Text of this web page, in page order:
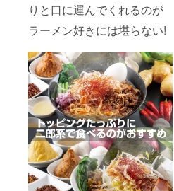
りと口に運んでくれるのが
ラーメン好きには堪らない!